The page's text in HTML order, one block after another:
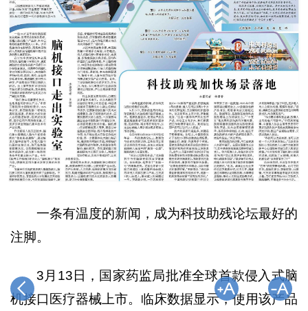
一条有温度的新闻，成为科技助残论坛最好的
注脚。
3月13日，国家药监局批准全球首款侵入式脑
机接口医疗器械上市。临床数据显示，使用该产品